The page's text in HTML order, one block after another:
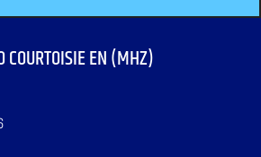
COURTOISIE EN (MHZ)